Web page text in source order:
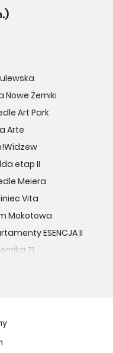
Nowe Żerniki
Art Park
Arte
etap II
Meiera
Vita
Mokotowa
ESENCJA II
71
Park